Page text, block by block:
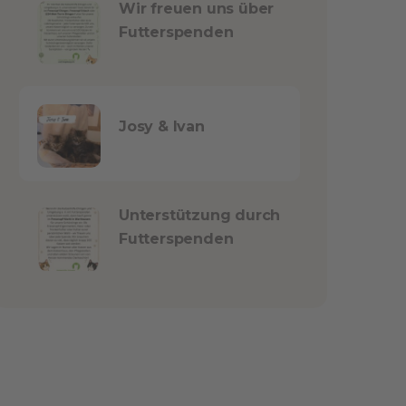
Wir freuen uns über
Futterspenden
Josy & Ivan
Unterstützung durch
Futterspenden